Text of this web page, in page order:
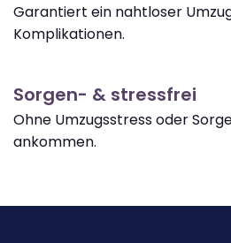
Garantiert ein nahtloser
Komplikationen.
Sorgen- & stressfrei
Ohne Umzugsstress oder
ankommen.